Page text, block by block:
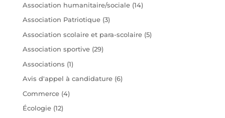
Association humanitaire/sociale(14)
Association Patriotique(3)
Association scolaire et para-scolaire(5)
Association sportive(29)
Associations (1)
Avis d'appel à candidature(6)
Commerce(4)
Écologie(12)